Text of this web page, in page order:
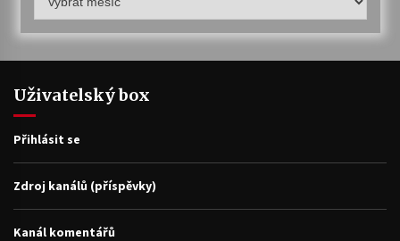
archiv
Uživatelský box
Přihlásit se
Zdroj kanálů (příspěvky)
Kanál komentářů